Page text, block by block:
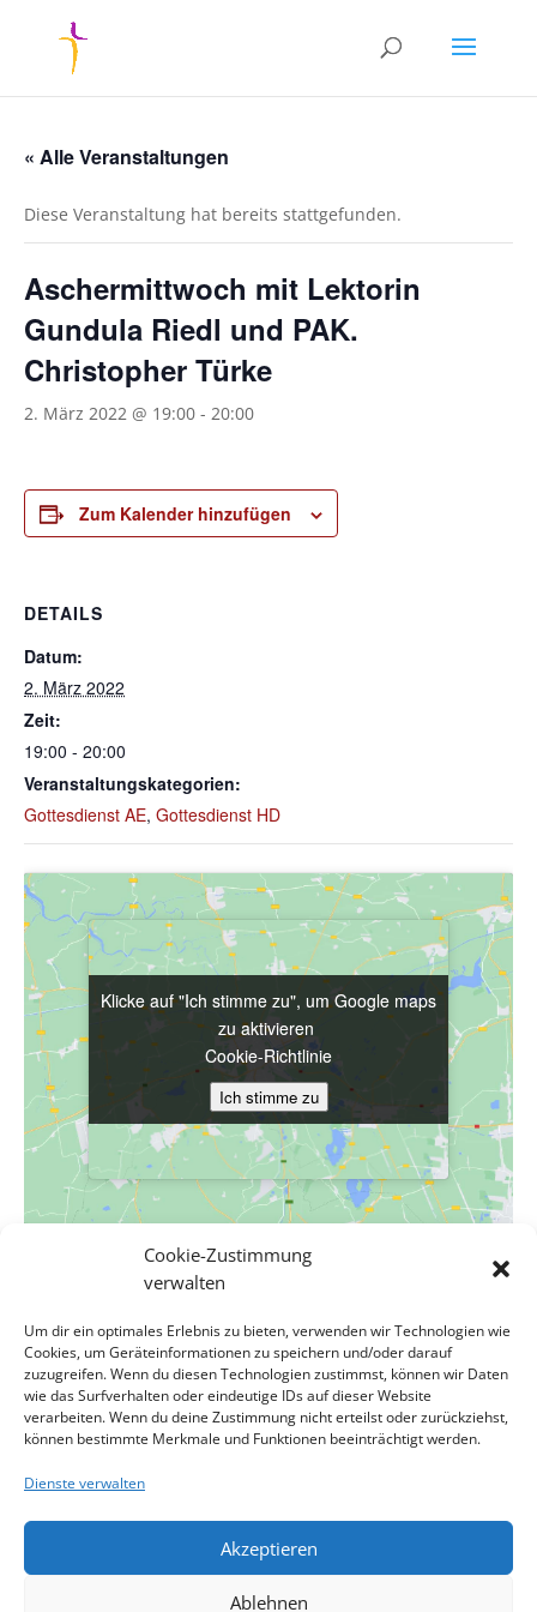
Cookie-Zustimmung
verwalten
Um dir ein optimales Erlebnis zu bieten, verwenden wir Technologien wie
Cookies, um Geräteinformationen zu speichern und/oder darauf
zuzugreifen. Wenn du diesen Technologien zustimmst, können wir Daten
wie das Surfverhalten oder eindeutige IDs auf dieser Website
verarbeiten. Wenn du deine Zustimmung nicht erteilst oder zurückziehst,
können bestimmte Merkmale und Funktionen beeinträchtigt werden.
Dienste verwalten
Akzeptieren
Ablehnen
« Alle Veranstaltungen
Diese Veranstaltung hat bereits stattgefunden.
Aschermittwoch mit Lektorin
Gundula Riedl und PAK.
Christopher Türke
2. März 2022 @ 19:00 - 20:00
Zum Kalender hinzufügen
DETAILS
Datum:
2. März 2022
Zeit:
19:00 - 20:00
Veranstaltungskategorien:
Gottesdienst AE, Gottesdienst HD
VERANSTALTUNGSORT
Biedermanngasse 11-13
Wien, Wien 1120 Österreich Google Karte anzeigen
Veranstaltungsort-Website anzeigen
Klicke auf "Ich stimme zu", um Google maps
zu aktivieren
Cookie-Richtlinie
Ich stimme zu
Klicke auf "Ich stimme zu", um Google maps
zu aktivieren
Cookie-Richtlinie
Ich stimme zu
Christopher Türke
Kontakt